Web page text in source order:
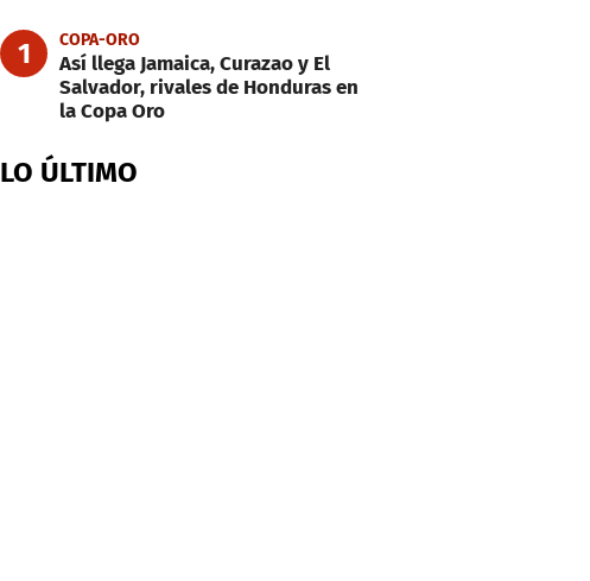
1 COPA-ORO
Así llega Jamaica, Curazao y El
Salvador, rivales de Honduras en
la Copa Oro
LO ÚLTIMO